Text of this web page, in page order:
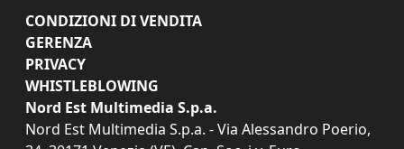
CONDIZIONI DI VENDITA
GERENZA
PRIVACY
WHISTLEBLOWING
Nord Est Multimedia S.p.a.
Nord Est Multimedia S.p.a. - Via Alessandro Poerio,